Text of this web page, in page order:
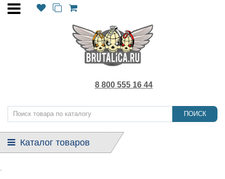
8 800 555 16 44
ПОИСК
Каталог товаров